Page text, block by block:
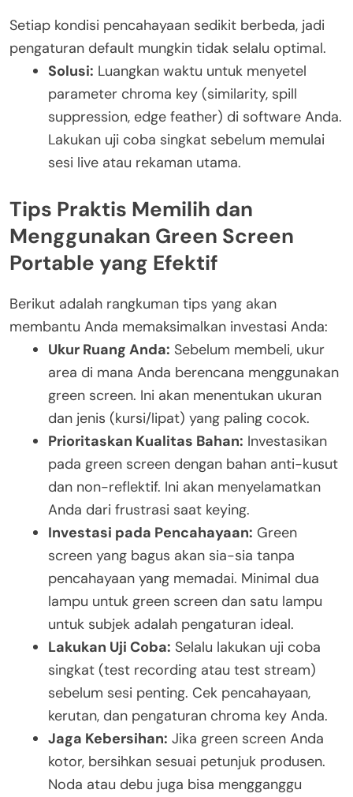
Setiap kondisi pencahayaan sedikit berbeda, jadi
pengaturan default mungkin tidak selalu optimal.
Solusi: Luangkan waktu untuk menyetel
parameter chroma key (similarity, spill
suppression, edge feather) di software Anda.
Lakukan uji coba singkat sebelum memulai
sesi live atau rekaman utama.
Tips Praktis Memilih dan
Menggunakan Green Screen
Portable yang Efektif
Berikut adalah rangkuman tips yang akan
membantu Anda memaksimalkan investasi Anda:
Ukur Ruang Anda: Sebelum membeli, ukur
area di mana Anda berencana menggunakan
green screen. Ini akan menentukan ukuran
dan jenis (kursi/lipat) yang paling cocok.
Prioritaskan Kualitas Bahan: Investasikan
pada green screen dengan bahan anti-kusut
dan non-reflektif. Ini akan menyelamatkan
Anda dari frustrasi saat keying.
Investasi pada Pencahayaan: Green
screen yang bagus akan sia-sia tanpa
pencahayaan yang memadai. Minimal dua
lampu untuk green screen dan satu lampu
untuk subjek adalah pengaturan ideal.
Lakukan Uji Coba: Selalu lakukan uji coba
singkat (test recording atau test stream)
sebelum sesi penting. Cek pencahayaan,
kerutan, dan pengaturan chroma key Anda.
Jaga Kebersihan: Jika green screen Anda
kotor, bersihkan sesuai petunjuk produsen.
Noda atau debu juga bisa mengganggu